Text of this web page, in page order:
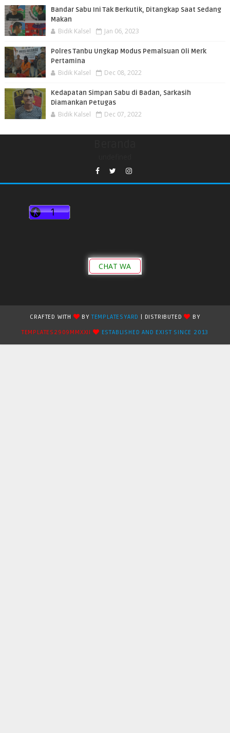
Bandar Sabu Ini Tak Berkutik, Ditangkap Saat Sedang
Makan
Bidik Kalsel Jan 06, 2023
Polres Tanbu Ungkap Modus Pemalsuan Oli Merk
Pertamina
Bidik Kalsel Dec 08, 2022
Kedapatan Simpan Sabu di Badan, Sarkasih
Diamankan Petugas
Bidik Kalsel Dec 07, 2022
CHAT WA
CRAFTED WITH BYTEMPLATESYARD | DISTRIBUTED
BY
TEMPLATES2909MMXXII
ESTABLISHED AND EXIST SINCE 2013